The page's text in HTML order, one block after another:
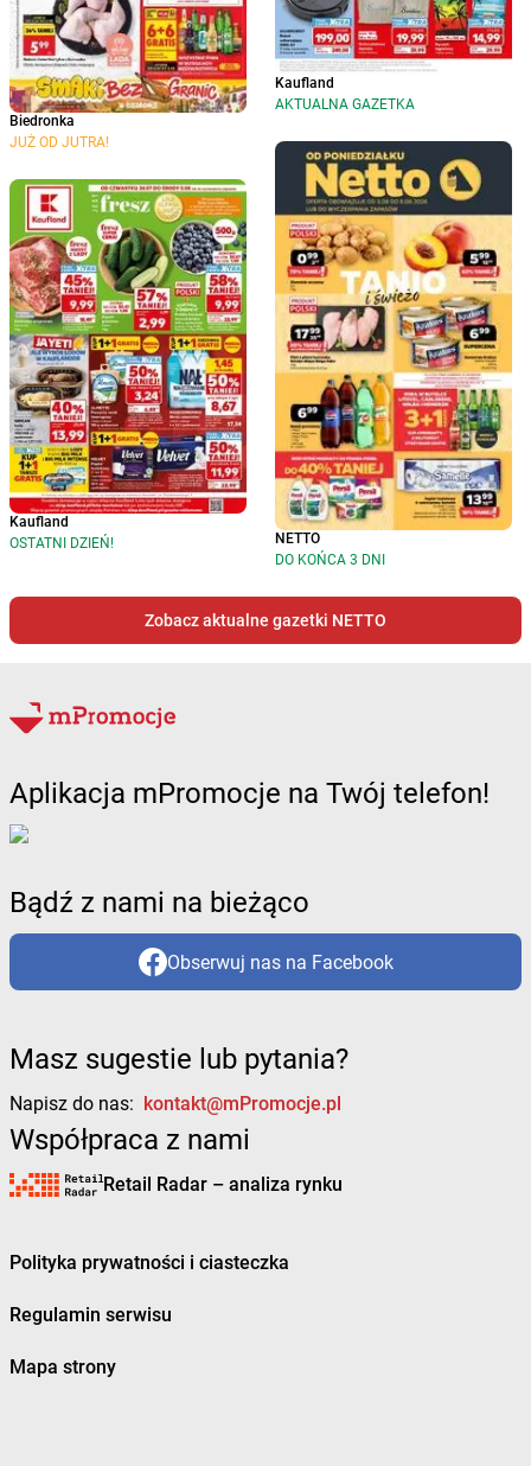
Biedronka
JUŻ OD JUTRA!
Kaufland
OSTATNI DZIEŃ!
Kaufland
AKTUALNA GAZETKA
NETTO
DO KOŃCA 3 DNI
Zobacz aktualne gazetki NETTO
Aplikacja mPromocje na Twój telefon!
Bądź z nami na bieżąco
Obserwuj nas na Facebook
Masz sugestie lub pytania?
Napisz do nas: kontakt@mPromocje.pl
Współpraca z nami
Retail Radar – analiza rynku
Polityka prywatności i ciasteczka
Regulamin serwisu
Mapa strony